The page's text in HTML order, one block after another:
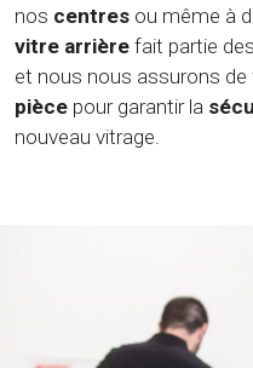
nos centres ou même à
vitre arrière fait partie
et nous nous assurons de
pièce pour garantir la
nouveau vitrage.